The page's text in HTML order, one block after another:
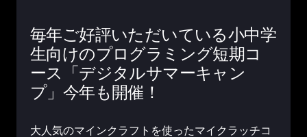
毎年ご好評いただいている小中学
生向けのプログラミング短期コ
ース
「デジタルサマーキャン
プ」今年も開催！
大人気のマインクラフトを使ったマイクラッチコ